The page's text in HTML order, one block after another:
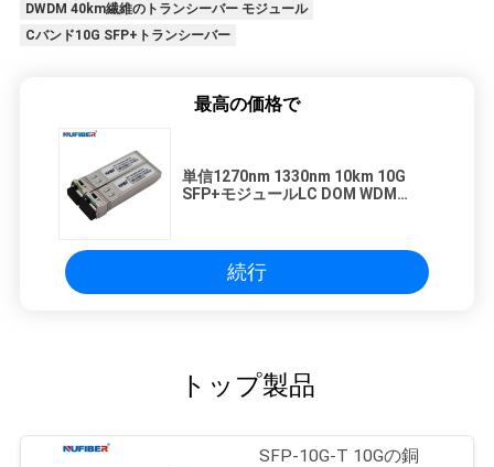
DWDM 40km繊維のトランシーバー モジュール
Cバンド10G SFP+トランシーバー
最高の価格で
単信1270nm 1330nm 10km 10G
SFP+モジュールLC DOM WDM
続行
トップ製品
SFP-10G-T 10Gの銅